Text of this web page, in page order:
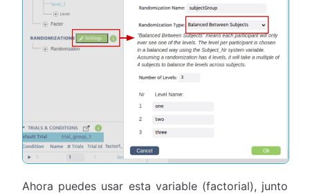
Ahora puedes usar esta variable (factorial), junto